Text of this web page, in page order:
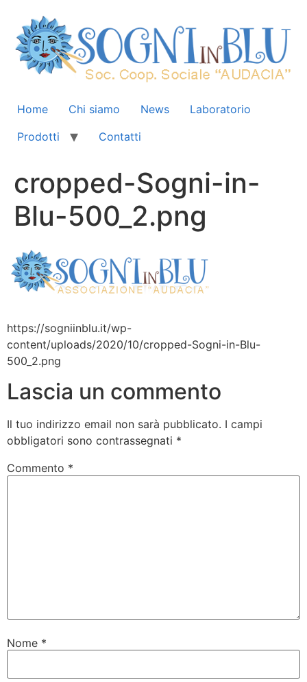
Home Chi siamo News
Laboratorio
Prodotti
Contatti
cropped-Sogni-in-
Blu-500_2.png
https://sogniinblu.it/wp-
content/uploads/2020/10/cropped-Sogni-in-Blu-
500_2.png
Lascia un commento
Il tuo indirizzo email non sarà pubblicato. I campi
obbligatori sono contrassegnati *
Commento *
Nome *